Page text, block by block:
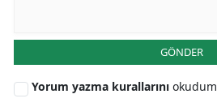
GÖNDER
Yorum yazma kurallarını